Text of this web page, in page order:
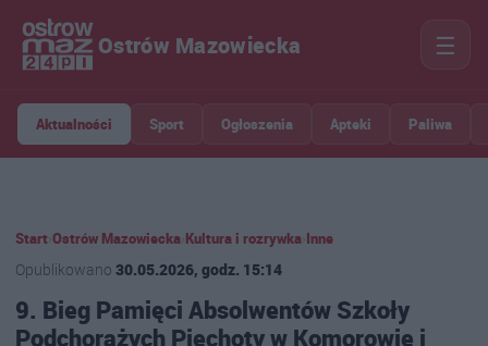
Ostrów Mazowiecka ☰
Aktualności Sport Ogłoszenia Apteki Paliwa
Start Ostrów Mazowiecka Kultura i rozrywka Inne
Opublikowano 30.05.2026, godz. 15:14
9. Bieg Pamięci Absolwentów Szkoły
Podchorążych Piechoty w Komorowie i